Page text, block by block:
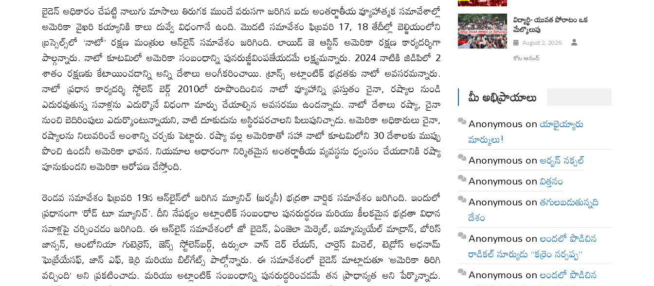
బైడెన్‌ అధికారం చేపట్టి నాలుగు మాసాలు తిరుగక ముందే వరుసగా జరిగిన ఐదు అంతర్జాతీయ వ్యూహాత్మక సమావేశాల్లో
అమెరికా వైఖరి కయ్యానికి కాలు దువ్వే విధంగానే ఉంది. మొదటి సమావేశం ఫిబ్రవరి 17, 18 తేదీల్లో బెల్జియంలోని
బ్రస్సెల్స్‌లో ‘నాటో’ రక్షణ మంత్రుల ఆన్‌లైన్‌ సమావేశం జరిగింది. లాయిడ్‌ జె ఆస్టిన్‌ అమెరికా రక్షణ కార్యదర్శిగా
పాల్గన్నారు. నాటో కూటమిలో అమెరికా సంబంధాన్ని పునరుజ్జీవింపజేయడమే లక్ష్యమన్నారు. 2024 నాటికి జిడిపిలో 2
శాతం రక్షణకు కేటాయించడాన్ని అన్ని దేశాలు అంగీకరించాయి. ట్రాన్స్‌ అట్లాంటిక్‌ భద్రతకు నాటో అవసరమన్నారు.
నాటో ప్రధాన కార్యదర్శి స్టోలెన్‌ బెర్గ్‌ 2010లో రూపొందించిన నాటో వ్యూహాన్ని ప్రస్తుతం చైనా, రష్యాల నుండి
ఎదురవుతున్న సవాళ్లను ఎదుర్కొనే విధంగా మార్పు చేయాల్సిన అవసరము ఉందన్నాడు. నాటో దేశాలు రష్యా, చైనా
నుంచి బెదిరింపులు ఎదుర్కొంటున్నాయని, వాటి దూకుడును అస్థిరపరచాలని పిలుపునిచ్చాడు. అమెరికా అధికారులు చైనా,
రష్యాలను నిలువరించే అంశాన్ని చర్చకు పెట్టారు. రష్యా వల్ల అమెరికాతో సహా నాటో కూటమిలోని 30 దేశాలకు ముప్పు
పొంచి ఉందనీ అమెరికా భావన. నియమాల ఆధారంగా నిర్మితమైన అంతర్జాతీయ వ్యవస్థను ధ్వంసం చేయడానికి రష్యా
పూనుకుందని అమెరికా ఆరోపణ చేస్తోంది.
రెండవ సమావేశం ఫిబ్రవరి 19న ఆన్‌లైన్‌లో జరిగిన మ్యూనిచ్‌ (జర్మనీ) భద్రతా వార్షిక సమావేశం జరిగింది. ఇందులో
ప్రధానంగా ‘రోడ్‌ టూ మ్యూనిచ్‌’. దీని నేపథ్యం అట్లాంటిక్‌ సంబంధాల పునరుద్ధరణ మరియు కీలకమైన భద్రతా విధాన
సవాళ్లపై చర్చించడం జరిగింది. ఈ ఆన్‌లైన్‌ సమావేశంలో జో బైడెన్‌, ఏంజెలా మెర్కెల్‌, ఇమ్మాన్యుయేల్‌ మాడ్రాన్‌, బోరిస్‌
జాన్సన్‌, ఆంటోనియా గుటెర్రెస్‌, జెన్స్‌ స్టోలెన్‌బర్గ్‌, ఉర్సులా వాన్‌ డెర్‌ లేయస్‌, చార్లెస్‌ మిచెల్‌, టెడ్రోస్‌ అధనామ్‌
ఘెబ్రేయేసఫ్‌, జాన్‌ ఎఫ్‌, కెర్రి మరియు బిల్‌గేట్స్‌ పాల్గోన్నారు. ఈ సమావేశంలో బైడెన్‌ మాట్లాడుతూ ‘అమెరికా తిరిగి
వచ్చింది’ అని ప్రకటించాడు. మరియు అట్లాంటిక్‌ సంబంధాన్ని పునరుద్ధరించడమే తన ప్రాధాన్యత అని పేర్కొన్నాడు.
విద్యార్థి- యువత పోరాటం ఒక
మేల్కొలుపు
August 2, 2026
కోట ఆనంద్
మీ అభిప్రాయాలు
Anonymous onయాభైయ్యారు
మార్కులు!
Anonymous onఅర్బన్ నక్సల్
Anonymous onవిత్తనం
Anonymous onతగులబడుతున్నది
దేశం
Anonymous onలందలో పొడిచిన
రాడికల్ సూర్యుడు “కర్రెం నర్సప్ప”
Anonymous onలందలో పొడిచిన